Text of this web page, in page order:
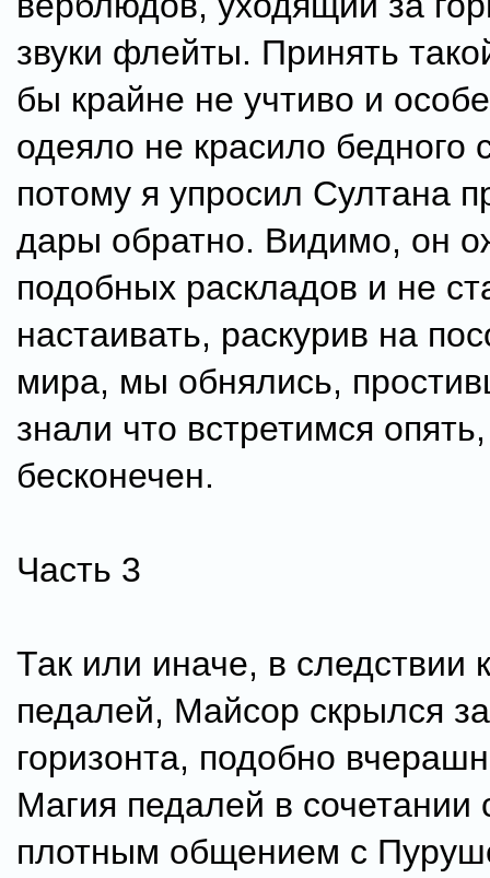
звуки флейты. Принять
бы крайне не учтиво и
одеяло не красило бедного
потому я упросил Султана
дары обратно. Видимо, он
подобных раскладов и не
настаивать, раскурив на
мира, мы обнялись,
знали что встретимся
бесконечен.
Часть 3
Так или иначе, в следствии
педалей, Майсор скрылся
горизонта, подобно
Магия педалей в сочетании
плотным общением с